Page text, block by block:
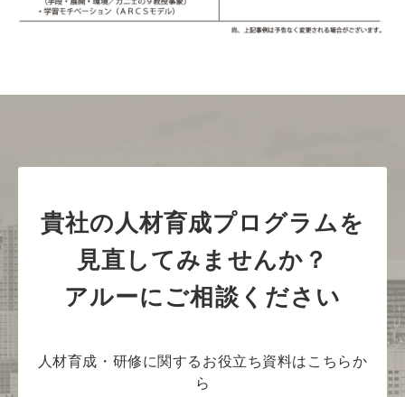
貴社の人材育成プログラムを
見直してみませんか？
アルーにご相談ください
人材育成・研修に関するお役立ち資料はこちらか
ら